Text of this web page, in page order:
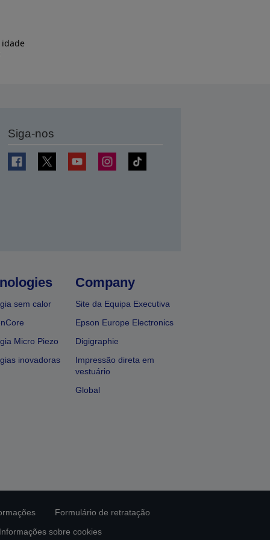
Siga-nos
sem calor
Micro Piezo
inovadoras
Company
Site da Equipa Executiva
Epson Europe Electronics
Digigraphie
Impressão direta em
vestuário
Global
Formulário de retratação
Informações sobre cookies